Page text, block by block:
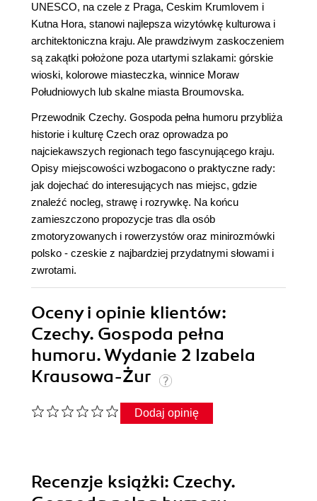
UNESCO, na czele z Praga, Ceskim Krumlovem i
Kutna Hora, stanowi najlepsza wizytówkę kulturowa i
architektoniczna kraju. Ale prawdziwym zaskoczeniem
są zakątki położone poza utartymi szlakami: górskie
wioski, kolorowe miasteczka, winnice Moraw
Południowych lub skalne miasta Broumovska.
Przewodnik Czechy. Gospoda pełna humoru przybliża
historie i kulturę Czech oraz oprowadza po
najciekawszych regionach tego fascynującego kraju.
Opisy miejscowości wzbogacono o praktyczne rady:
jak dojechać do interesujących nas miejsc, gdzie
znaleźć nocleg, strawę i rozrywkę. Na końcu
zamieszczono propozycje tras dla osób
zmotoryzowanych i rowerzystów oraz minirozmówki
polsko - czeskie z najbardziej przydatnymi słowami i
zwrotami.
Oceny i opinie klientów:
Czechy. Gospoda pełna
humoru. Wydanie 2 Izabela
Krausowa-Żur
Dodaj opinię
Recenzje książki: Czechy.